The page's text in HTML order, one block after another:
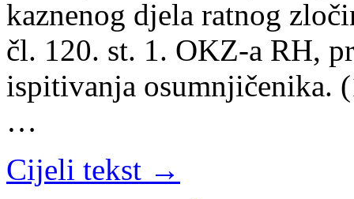
kaznenog djela ratnog
čl. 120. st. 1. OKZ-a RH,
ispitivanja osumnjičenika.
…
Cijeli tekst →